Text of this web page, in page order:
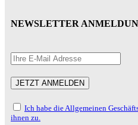
NEWSLETTER
Ich habe die Allgemeinen
ihnen zu.